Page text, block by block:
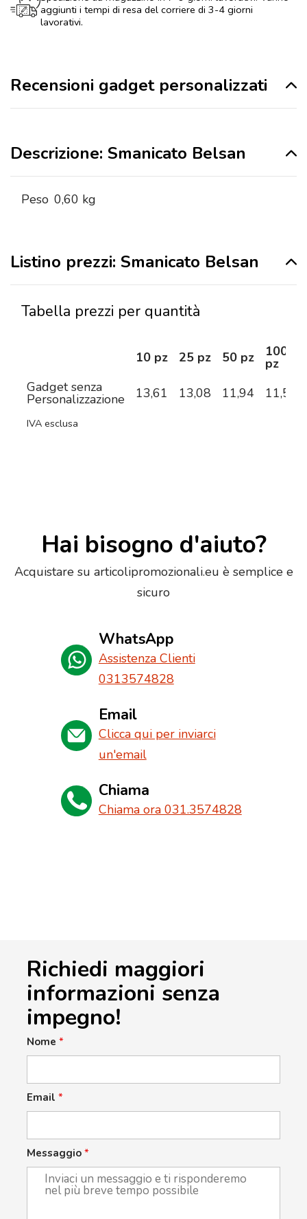
aggiunti i tempi di resa del corriere di 3-4 giorni
lavorativi.
Recensioni gadget personalizzati
Descrizione: Smanicato Belsan
Peso 0,60 kg
Listino prezzi: Smanicato Belsan
Tabella prezzi per quantità
10 pz 25 pz 50 pz 100
pz
Gadget senza
Personalizzazione 13,61 13,08 11,94 11,50
IVA esclusa
Hai bisogno d'aiuto?
Acquistare su articolipromozionali.eu è semplice e
sicuro
WhatsApp
Assistenza Clienti
0313574828
Email
Clicca qui per inviarci
un'email
Chiama
Chiama ora 031.3574828
Richiedi maggiori
informazioni senza
impegno!
Nome *
Email *
Messaggio *